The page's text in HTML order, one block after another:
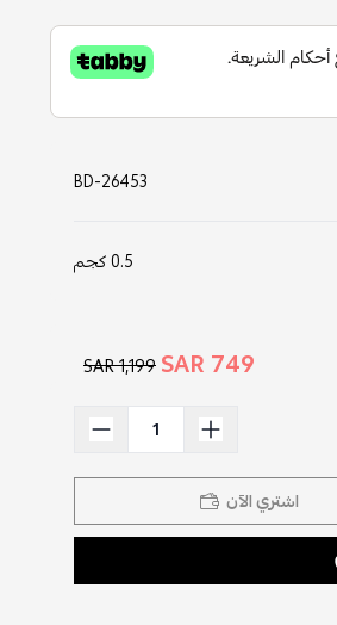
BD-26453
0.5 كجم
749 SAR
1,199 SAR
اشتري الآن